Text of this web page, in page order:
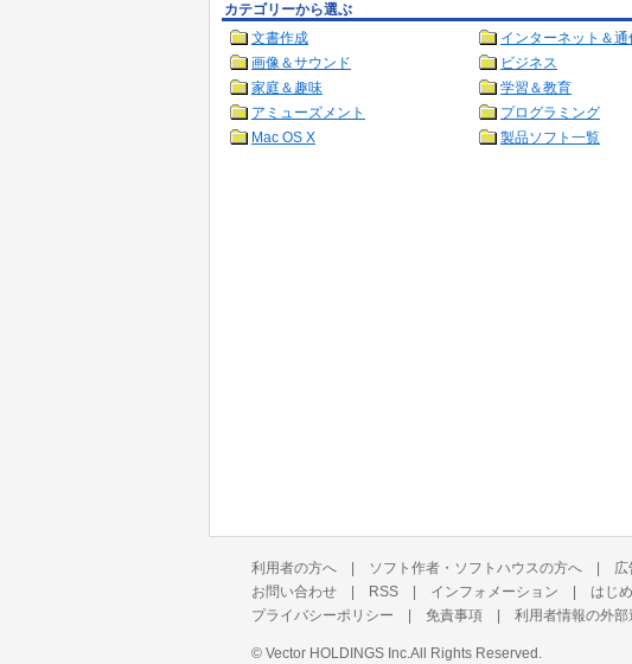
カテゴリーから選ぶ
文書作成
インターネット＆通
画像＆サウンド
ビジネス
家庭＆趣味
学習＆教育
アミューズメント
プログラミング
Mac OS X
製品ソフト一覧
利用者の方へ | ソフト作者・ソフトハウスの方へ |
お問い合わせ | RSS | インフォメーション | はじ
プライバシーポリシー | 免責事項 | 利用者情報の外
© Vector HOLDINGS Inc. All Rights Reserved.